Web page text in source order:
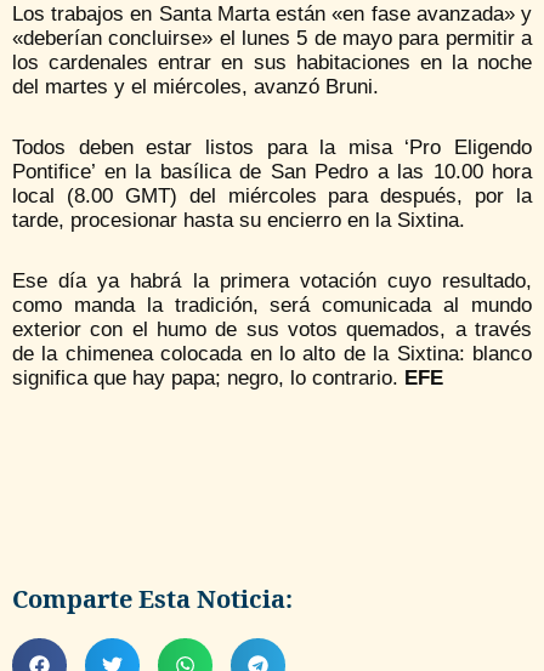
Los trabajos en Santa Marta están «en fase avanzada» y
«deberían concluirse» el lunes 5 de mayo para permitir a
los cardenales entrar en sus habitaciones en la noche
del martes y el miércoles, avanzó Bruni.
Todos deben estar listos para la misa ‘Pro Eligendo
Pontifice’ en la basílica de San Pedro a las 10.00 hora
local (8.00 GMT) del miércoles para después, por la
tarde, procesionar hasta su encierro en la Sixtina.
Ese día ya habrá la primera votación cuyo resultado,
como manda la tradición, será comunicada al mundo
exterior con el humo de sus votos quemados, a través
de la chimenea colocada en lo alto de la Sixtina: blanco
significa que hay papa; negro, lo contrario. EFE
Comparte Esta Noticia: